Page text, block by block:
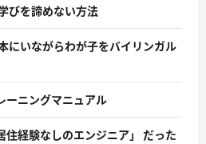
びを諦めない方法
にいながらわが子をバイリンガル
ーニングマニュアル
住経験なしのエンジニア」 だった